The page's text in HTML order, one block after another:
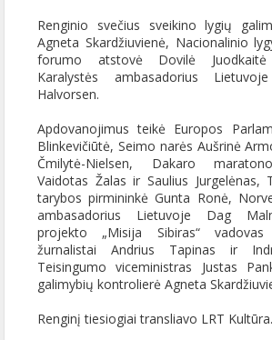
Renginio svečius sveikino lygių
Agneta Skardžiuvienė, Nacionalinio
forumo atstovė Dovilė
Karalystės ambasadorius
Halvorsen.
Apdovanojimus teikė Europos
Blinkevičiūtė, Seimo narės Aušrinė
Čmilytė-Nielsen, Dakaro
Vaidotas Žalas ir Saulius Jurgelėnas,
tarybos pirmininkė Gunta Ronė,
ambasadorius Lietuvoje Dag
projekto „Misija Sibiras“
žurnalistai Andrius Tapinas ir
Teisingumo viceministras Justas
galimybių kontrolierė Agneta
Renginį tiesiogiai transliavo LRT Kultūra.